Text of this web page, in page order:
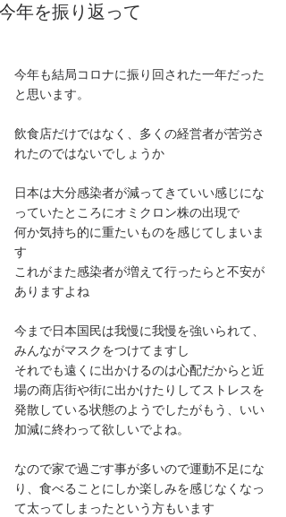
年を振り返って
今年も結局コロナに振り回された一年だった
と思います。
飲食店だけではなく、多くの経営者が苦労さ
れたのではないでしょうか
日本は大分感染者が減ってきていい感じにな
っていたところにオミクロン株の出現で
何か気持ち的に重たいものを感じてしまいま
す
これがまた感染者が増えて行ったらと不安が
ありますよね
今まで日本国民は我慢に我慢を強いられて、
みんながマスクをつけてますし
それでも遠くに出かけるのは心配だからと近
場の商店街や街に出かけたりしてストレスを
発散している状態のようでしたがもう、いい
加減に終わって欲しいでよね。
なので家で過ごす事が多いので運動不足にな
り、食べることにしか楽しみを感じなくなっ
て太ってしまったという方もいます